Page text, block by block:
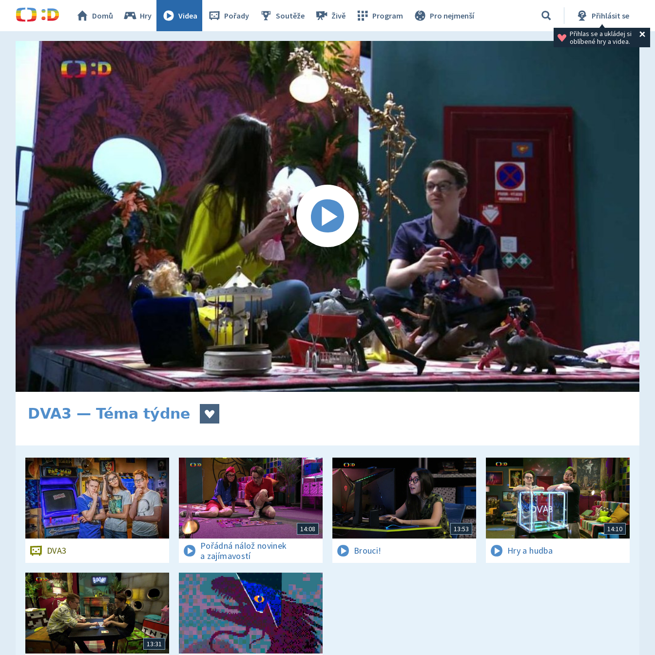
Domů Hry Videa Pořady Soutěže Živě Program Pro nejmenší Přihlásit se
Přihlas se a ukládej si
oblíbené hry a videa.
DVA3 — Téma týdne
DVA3
14:08
Pořádná nálož novinek
a zajímavostí
13:53
Brouci!
14:10
Hry a hudba
13:31